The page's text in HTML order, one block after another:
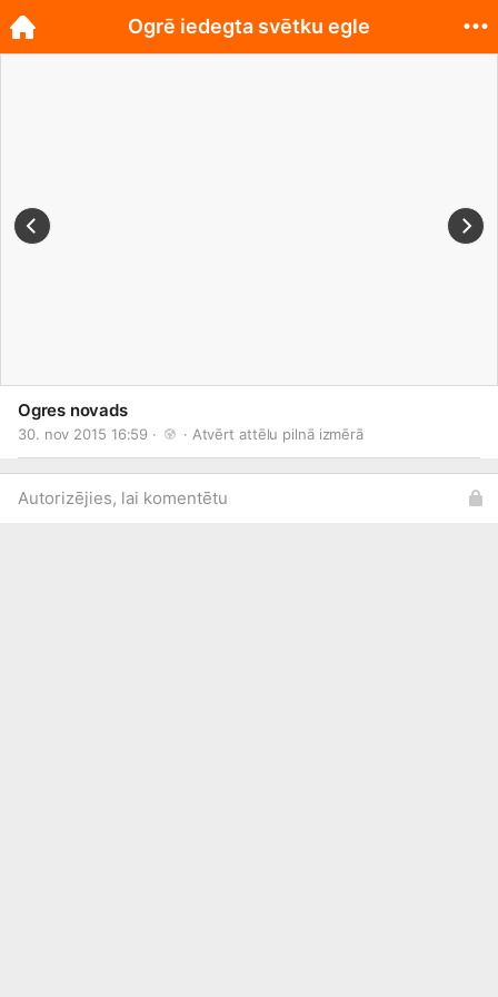
Ogres novads
30. nov 2015 16:59 · · Atvērt attēlu pilnā izmērā
Autorizējies, lai komentētu
Ogrē iedegta svētku egle